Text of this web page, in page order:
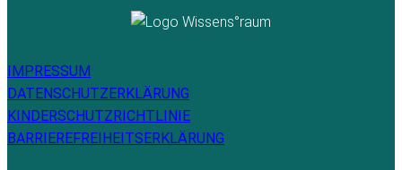
IMPRESSUM
DATENSCHUTZERKLÄRUNG
KINDERSCHUTZRICHTLINIE
BARRIEREFREIHEITSERKLÄRUNG